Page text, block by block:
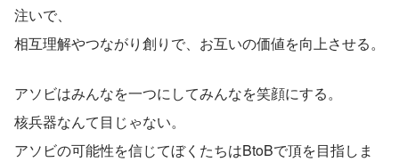
注いで、
相互理解やつながり創りで、お互いの価値を向上させる。
アソビはみんなを一つにしてみんなを笑顔にする。
核兵器なんて目じゃない。
アソビの可能性を信じてぼくたちはBtoBで頂を目指しま